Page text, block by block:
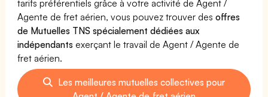
tarifs préférentiels grâce à votre activité de Agent /
Agente de fret aérien, vous pouvez trouver desoffres
de Mutuelles TNS spécialement dédiées aux
indépendants exerçant le travail de Agent / Agente de
fret aérien.
Les meilleures mutuelles collectives pour